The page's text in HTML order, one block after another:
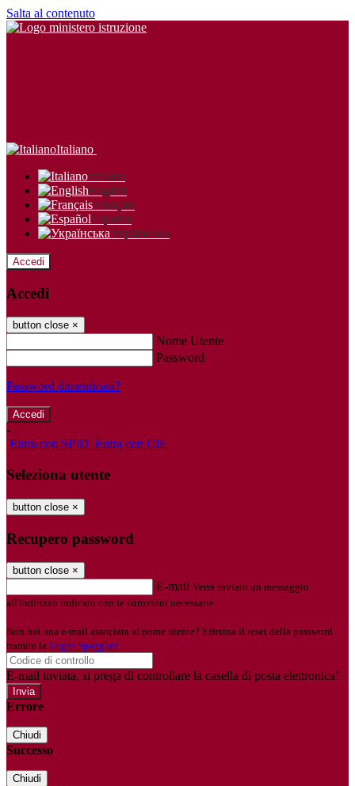
Salta al contenuto
Italiano
Italiano
English
Français
Español
Українська
Accedi
Accedi
button close ×
Nome Utente
Password
Password dimenticata?
-
Entra con SPID Entra con CIE
Seleziona utente
button close ×
Recupero password
button close ×
E-mail Verrà inviato un messaggio
all'indirizzo indicato con le istruzioni necessarie.
Non hai una e-mail associata al nome utente? Effettua il reset della password
tramite la Login Spaggiari
E-mail inviata, si prega di controllare la casella di posta elettronica!
Errore
Chiudi
Successo
Chiudi